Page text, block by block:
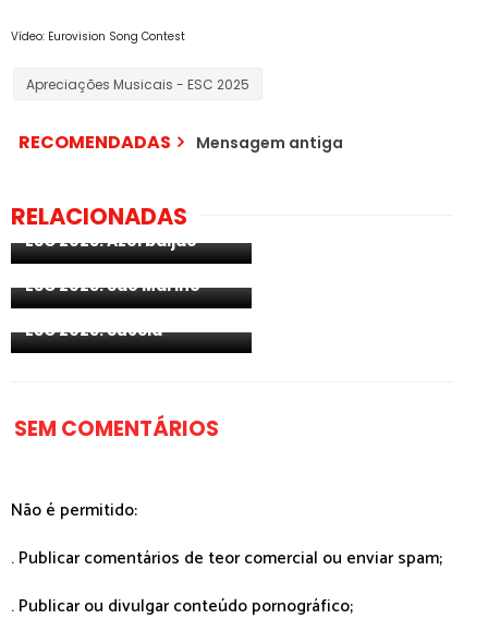
Vídeo: Eurovision Song Contest
Apreciações Musicais - ESC 2025
RECOMENDADAS Mensagem antiga
RELACIONADAS
Apreciações Musicais -
ESC 2025: Azerbaijão
Apreciações Musicais -
ESC 2025: São Marino
Apreciações Musicais -
ESC 2025: Suécia
SEM COMENTÁRIOS
Não é permitido:
. Publicar comentários de teor comercial ou enviar spam;
. Publicar ou divulgar conteúdo pornográfico;